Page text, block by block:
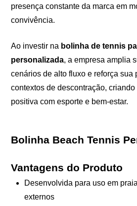
presença constante da marca em
convivência.
Ao investir na bolinha de tennis
personalizada, a empresa amplia
cenários de alto fluxo e reforça sua
contextos de descontração,
positiva com esporte e bem-estar.
Bolinha Beach Tennis
Vantagens do Produto
Desenvolvida para uso em
externos